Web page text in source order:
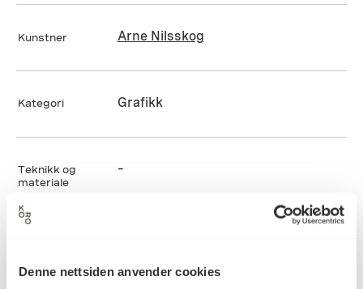
Denne nettsiden anvender cookies
Kunstner Arne Nilsskog
Kategori Grafikk
Teknikk og
materiale
–
Høyde: 0cm